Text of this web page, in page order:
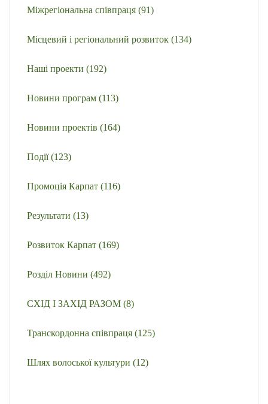
Міжрегіональна співпраця (91)
Місцевий і регіональний розвиток (134)
Наші проекти (192)
Новини програм (113)
Новини проектів (164)
Події(123)
Промоція Карпат (116)
Результати (13)
Розвиток Карпат (169)
Розділ Новини (492)
СХІД І ЗАХІД РАЗОМ (8)
Транскордонна співпраця (125)
Шлях волоської культури (12)